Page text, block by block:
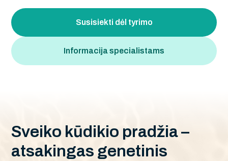
Susisiekti dėl tyrimo
Informacija specialistams
Svei ko kūd i kio pradžia–
atsakingas genetinis